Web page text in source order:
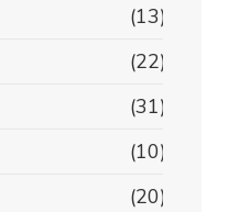
(13)
(22)
(31)
(10)
(20)